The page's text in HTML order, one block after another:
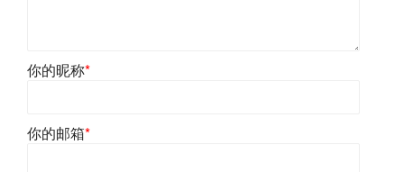
你的昵称*
你的邮箱*